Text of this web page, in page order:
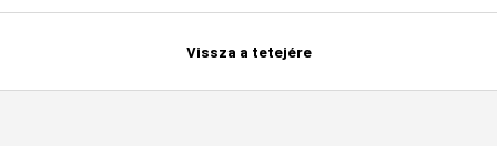
Vissza a tetejére